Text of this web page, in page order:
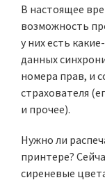
В настоящее
возможность
у них есть
данных
номера прав, и
страхователя
и прочее).
Нужно ли
принтере?
сиреневые